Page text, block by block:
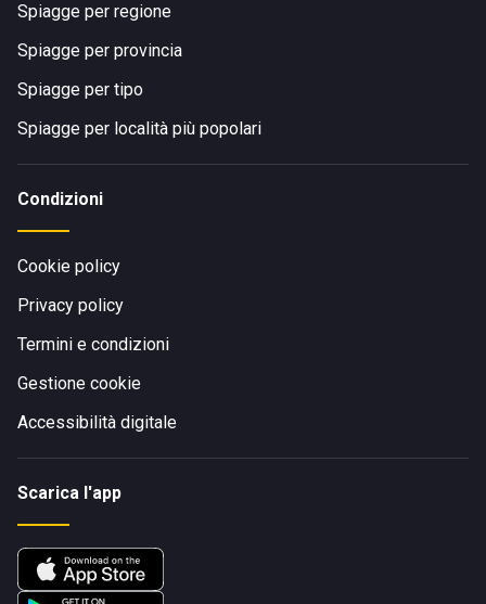
Spiagge per regione
Spiagge per provincia
Spiagge per tipo
Spiagge per località più popolari
Condizioni
Cookie policy
Privacy policy
Termini e condizioni
Gestione cookie
Accessibilità digitale
Scarica l'app